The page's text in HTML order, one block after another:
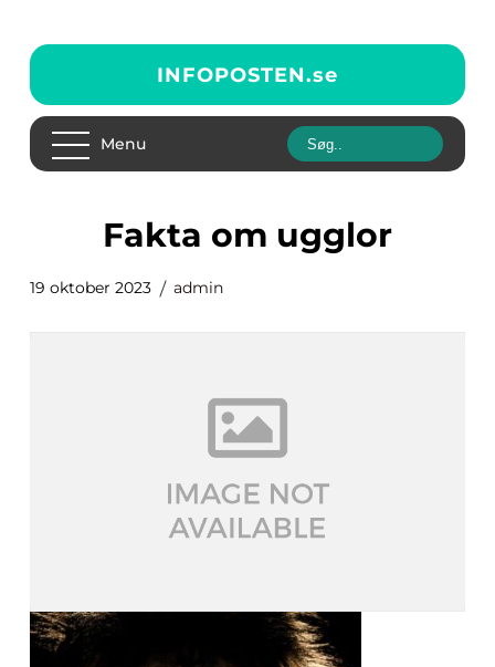
INFOPOSTEN.se
Menu
fakta om ugglor
19 oktober 2023 admin